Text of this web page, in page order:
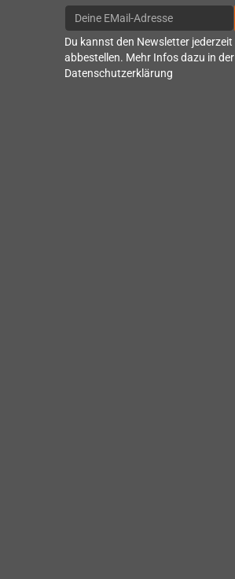
Du kannst den Newsletter jederzeit
abbestellen. Mehr Infos dazu in der
Datenschutzerklärung